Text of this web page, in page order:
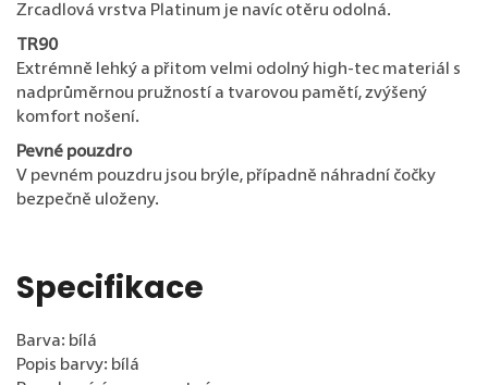
Zrcadlová vrstva Platinum je navíc otěru odolná.
TR90
Extrémně lehký a přitom velmi odolný high-tec materiál s
nadprůměrnou pružností a tvarovou pamětí, zvýšený
komfort nošení.
Pevné pouzdro
V pevném pouzdru jsou brýle, případně náhradní čočky
bezpečně uloženy.
Specifikace
Barva: bílá
Popis barvy: bílá